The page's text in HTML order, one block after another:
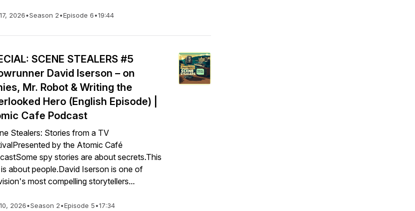
2026•Season 2•Episode 6•19:44
SCENE STEALERS #5
David Iserson – on
Mr. Robot & Writing the
Hero (English Episode) |
Cafe Podcast
Stealers: Stories from a TV
by the Atomic Café
spy stories are about secrets.This
about people.David Iserson is one of
most compelling storytellers...
2026•Season 2•Episode 5•17:34